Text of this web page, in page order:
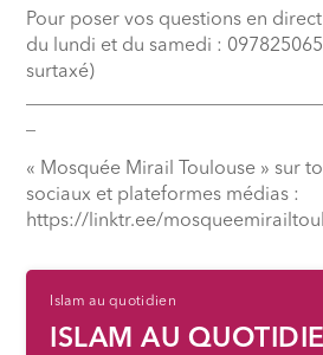
Pour poser vos questions en
du lundi et du samedi :
surtaxé)
« Mosquée Mirail Toulouse » sur
sociaux et plateformes médias :
⁠https://linktr.ee/
Islam au quotidien
ISLAM AU